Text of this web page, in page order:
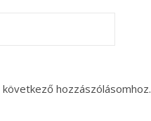
hozzászólásomhoz.